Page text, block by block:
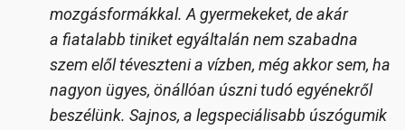
mozgásformákkal. A gyermekeket, de akár
a fiatalabb tiniket egyáltalán nem szabadna
szem elől téveszteni a vízben, még akkor sem, ha
nagyon ügyes, önállóan úszni tudó egyénekről
beszélünk. Sajnos, a legspeciálisabb úszógumik